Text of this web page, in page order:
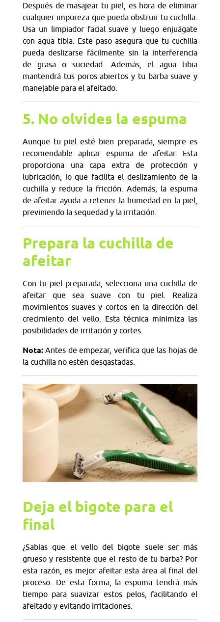
Después de masajear tu piel, es hora de eliminar
cualquier impureza que pueda obstruir tu cuchilla.
Usa un limpiador facial suave y luego enjuágate
con agua tibia. Este paso asegura que tu cuchilla
pueda deslizarse fácilmente sin la interferencia
de grasa o suciedad. Además, el agua tibia
mantendrá tus poros abiertos y tu barba suave y
manejable para el afeitado.
5. No olvides la espuma
Aunque tu piel esté bien preparada, siempre es
recomendable aplicar espuma de afeitar. Esta
proporciona una capa extra de protección y
lubricación, lo que facilita el deslizamiento de la
cuchilla y reduce la fricción. Además, la espuma
de afeitar ayuda a retener la humedad en la piel,
previniendo la sequedad y la irritación.
Prepara la cuchilla de
afeitar
Con tu piel preparada, selecciona una cuchilla de
afeitar que sea suave con tu piel. Realiza
movimientos suaves y cortos en la dirección del
crecimiento del vello. Esta técnica minimiza las
posibilidades de irritación y cortes.
Nota:Antes de empezar, verifica que las hojas de
la cuchilla no estén desgastadas.
Deja el bigote para el
final
¿Sabías que el vello del bigote suele ser más
grueso y resistente que el resto de tu barba? Por
esta razón, es mejor afeitar esta área al final del
proceso. De esta forma, la espuma tendrá más
tiempo para suavizar estos pelos, facilitando el
afeitado y evitando irritaciones.